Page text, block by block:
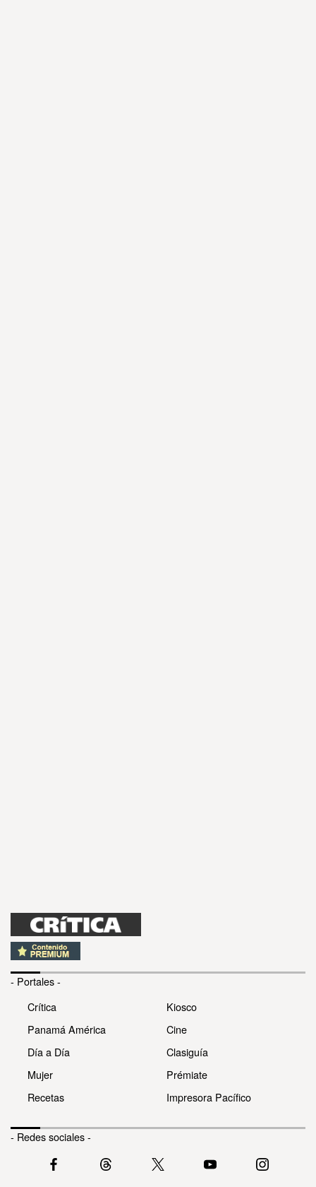
- Portales -
Crítica
Panamá América
Día a Día
Mujer
Recetas
Kiosco
Cine
Clasiguía
Prémiate
Impresora Pacífico
- Redes sociales -